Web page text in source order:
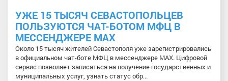
УЖЕ 15 ТЫСЯЧ СЕВАСТОПОЛЬЦЕВ
ПОЛЬЗУЮТСЯ ЧАТ-БОТОМ МФЦ В
МЕССЕНДЖЕРЕ МАХ
Около 15 тысяч жителей Севастополя уже зарегистрировались
в официальном чат-боте МФЦ в мессенджере МАХ. Цифровой
сервис позволяет записаться на получение государственных и
муниципальных услуг, узнать статус обр...